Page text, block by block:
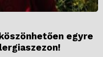
egyre